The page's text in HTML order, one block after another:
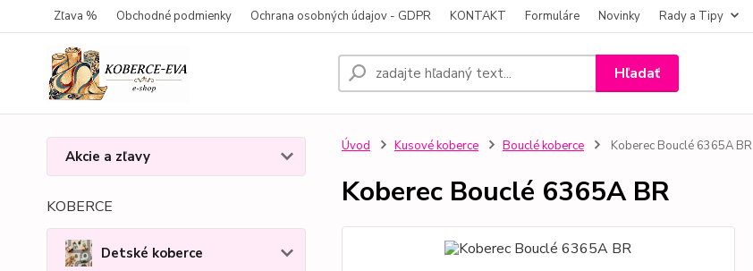
Zľava % Obchodné podmienky Ochrana osobných údajov - GDPR KONTAKT Formuláre Novinky Rady a Tipy
Hľadať
Akcie a zľavy
KOBERCE
Detské koberce
Úvod Kusové koberce Bouclé koberce Koberec Bouclé 6365A BR
Koberec Bouclé 6365A BR